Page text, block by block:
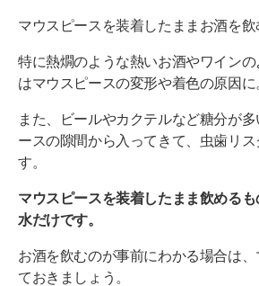
マウスピースを装着したままお酒を飲
特に熱燗のような熱いお酒やワイン
はマウスピースの変形や着色の原因に
また、ビールやカクテルなど糖分が
ースの隙間から入ってきて、虫歯リ
す。
マウスピースを装着したまま飲める
水だけです。
お酒を飲むのが事前にわかる場合は
ておきましょう。